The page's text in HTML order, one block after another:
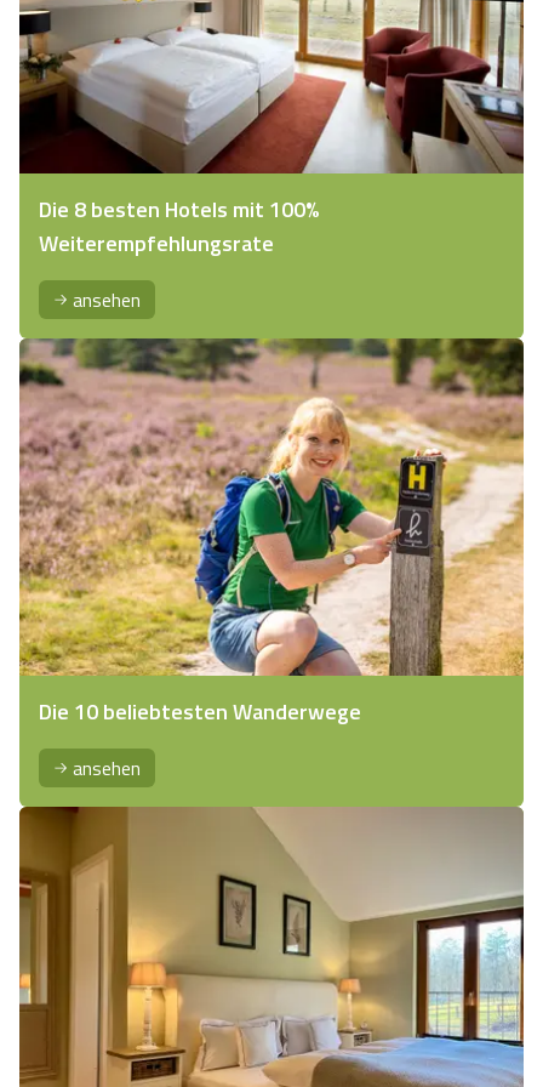
Die 8 besten Hotels mit 100%
Weiterempfehlungsrate
ansehen
Die 10 beliebtesten Wanderwege
ansehen